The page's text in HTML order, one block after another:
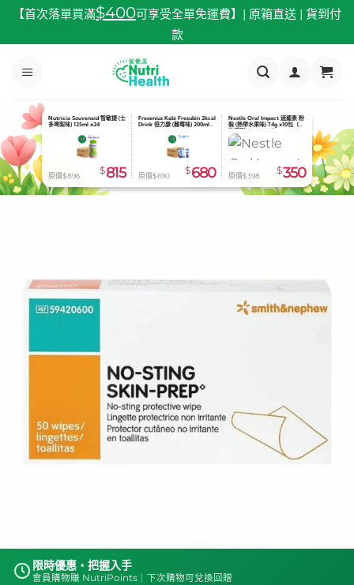
內
【首次落單買滿$400可享受全單免運費】| 原箱直送 | 貨到付
款
Abbott Nepro LP 怡腎康 較低
蛋白配方 (雲呢拿味) 24支/箱-
原價$830 $815
Fresenius Kabi Fresubin 2kcal
Drink 倍力康 (雜莓味) 200ml
x24
原價$690 $680
Nestle Oral Impact 速癒素 粉
裝 (熱帶水果味) 74g x10包（有
效期到2026.08.31）
原價$398 $350
限時優惠・把握入手
會員購物賺 NutriPoints｜下次購物可兌換回贈